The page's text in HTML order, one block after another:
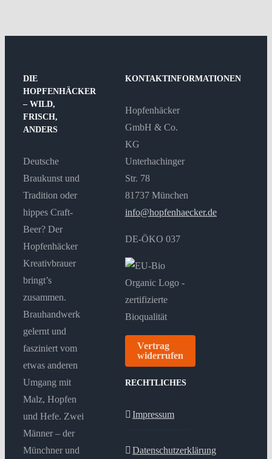
DIE
HOPFENHÄCKER
– WILD,
FRISCH,
ANDERS
Deutsche
Braukunst und
Tradition oder
hippes Craft-
Beer? Der
Hopfenhäcker
Kreativbrauer
bringt’s
zusammen.
Brauhandwerk
gelernt und
fasziniert vom
etwas anderen
Umgang mit
Malz, Hopfen
und Hefe. Zwei
Männer – der
Münchner und
KONTAKTINFORMATIONEN
Hopfenhäcker
GmbH & Co.
KG
Unterhachinger
Str. 78
81737 München
info@hopfenhaecker.de
DE-ÖKO 037
Vertrag
widerrufen
RECHTLICHES
Impressum
Datenschutzerklärung